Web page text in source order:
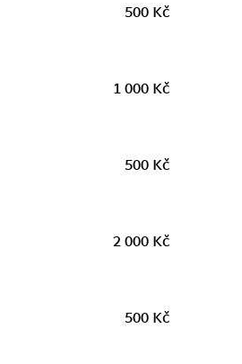
500 Kč
1 000 Kč
500 Kč
2 000 Kč
500 Kč